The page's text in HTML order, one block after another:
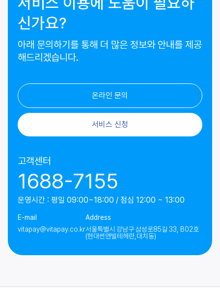
신가요?
아래 문의하기를 통해 더 많은 정보와 안내를 제공
해드리겠습니다.
온라인 문의
서비스 신청
고객센터
1688-7155
운영시간 : 평일 09:00~18:00 / 점심 12:00 ~ 13:00
E-mail
vitapay@vitapay.co.kr
Address
서울특별시 강남구 삼성로85길 33, B02호
(현대썬앤빌테헤란,대치동)